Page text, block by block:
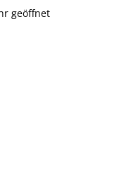
geöffnet